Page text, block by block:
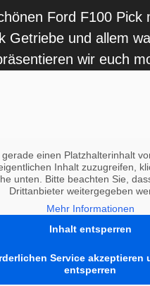
Ford F100 Pick
Getriebe und allem
wir euch
gerade einen Platzhalterinhalt
Inhalt zuzugreifen,
unten. Bitte beachten Sie,
Drittanbieter weitergegeben
Mehr Informationen
Inhalt entsperren
Service akzeptieren
entsperren